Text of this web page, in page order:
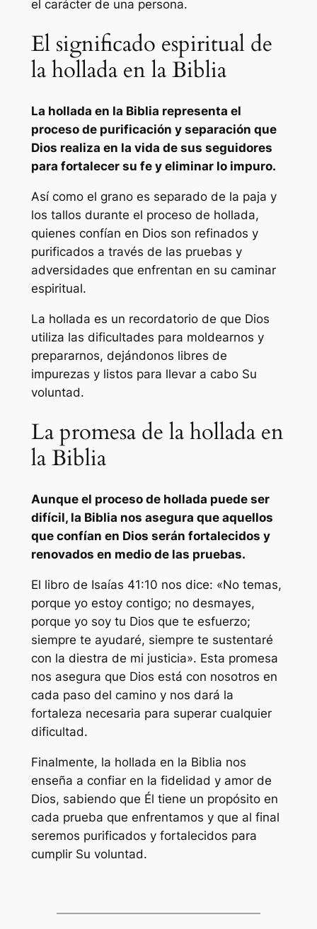
el carácter de una persona.
El significado espiritual de
la hollada en la Biblia
La hollada en la Biblia representa el
proceso de purificación y separación que
Dios realiza en la vida de sus seguidores
para fortalecer su fe y eliminar lo impuro.
Así como el grano es separado de la paja y
los tallos durante el proceso de hollada,
quienes confían en Dios son refinados y
purificados a través de las pruebas y
adversidades que enfrentan en su caminar
espiritual.
La hollada es un recordatorio de que Dios
utiliza las dificultades para moldearnos y
prepararnos, dejándonos libres de
impurezas y listos para llevar a cabo Su
voluntad.
La promesa de la hollada en
la Biblia
Aunque el proceso de hollada puede ser
difícil, la Biblia nos asegura que aquellos
que confían en Dios serán fortalecidos y
renovados en medio de las pruebas.
El libro de Isaías 41:10 nos dice: «No temas,
porque yo estoy contigo; no desmayes,
porque yo soy tu Dios que te esfuerzo;
siempre te ayudaré, siempre te sustentaré
con la diestra de mi justicia». Esta promesa
nos asegura que Dios está con nosotros en
cada paso del camino y nos dará la
fortaleza necesaria para superar cualquier
dificultad.
Finalmente, la hollada en la Biblia nos
enseña a confiar en la fidelidad y amor de
Dios, sabiendo que Él tiene un propósito en
cada prueba que enfrentamos y que al final
seremos purificados y fortalecidos para
cumplir Su voluntad.